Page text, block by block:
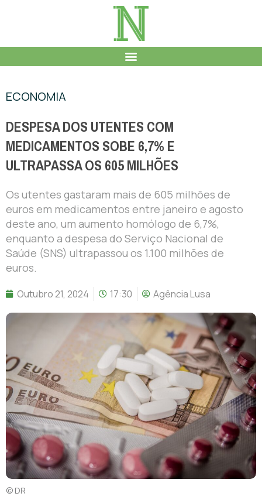
ECONOMIA
DESPESA DOS UTENTES COM
MEDICAMENTOS SOBE 6,7% E
ULTRAPASSA OS 605 MILHÕES
Os utentes gastaram mais de 605 milhões de
euros em medicamentos entre janeiro e agosto
deste ano, um aumento homólogo de 6,7%,
enquanto a despesa do Serviço Nacional de
Saúde (SNS) ultrapassou os 1.100 milhões de
euros.
Outubro 21, 2024 17:30 Agência Lusa
© DR